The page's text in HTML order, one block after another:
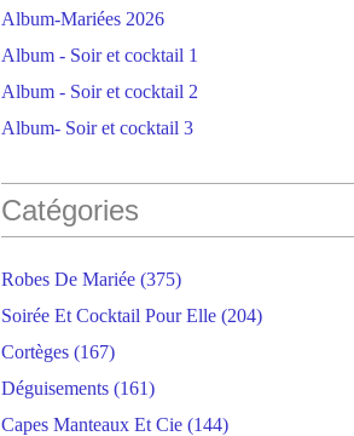
Album-Mariées 2026
Album - Soir et cocktail 1
Album - Soir et cocktail 2
Album- Soir et cocktail 3
Catégories
Robes De Mariée (375)
Soirée Et Cocktail Pour Elle (204)
Cortèges (167)
Déguisements (161)
Capes Manteaux Et Cie (144)